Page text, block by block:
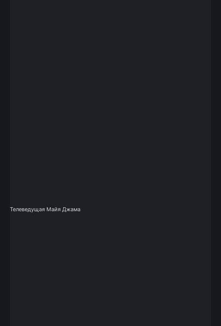
Телеведущая Майя Джама